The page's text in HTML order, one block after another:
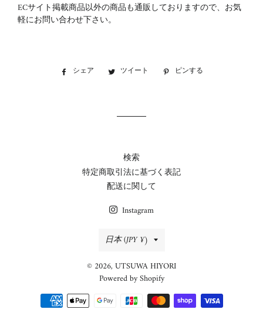
ECサイト掲載商品以外の商品も通販しておりますので、お気
軽にお問い合わせ下さい。
シェア
Facebookツイート
Twitter ピンする
検索
特定商取引法に基づく表記
配送に関して
Instagram
国/
地
域
日本 (JPY ¥)
© 2026, UTSUWA HIYORI
Powered by Shopify
決